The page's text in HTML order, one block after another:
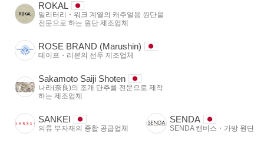
ROKAL
밀리터리・워크 계열의 캐주얼용 원단을
전문으로 하는 원단 제조업체
ROSE BRAND (Marushin)
테이프・리본의 선두 제조업체
Sakamoto Saiji Shoten
나라(奈良)의 조개 단추를 전문으로 제작
하는 제조업체
SANKEI
의류 부자재의 종합 공급업체
SENDA
SENDA 캔버스・가방 원단